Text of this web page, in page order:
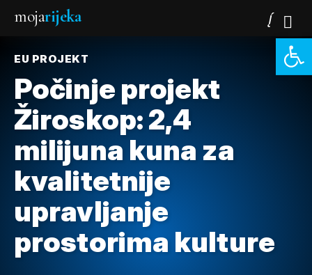
mojarijeka
EU PROJEKT
Počinje projekt
Žiroskop: 2,4
milijuna kuna za
kvalitetnije
upravljanje
prostorima kulture